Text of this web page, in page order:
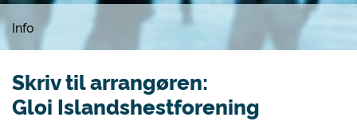
Info
Skriv til arrangøren:
Gloi Islandshestforening